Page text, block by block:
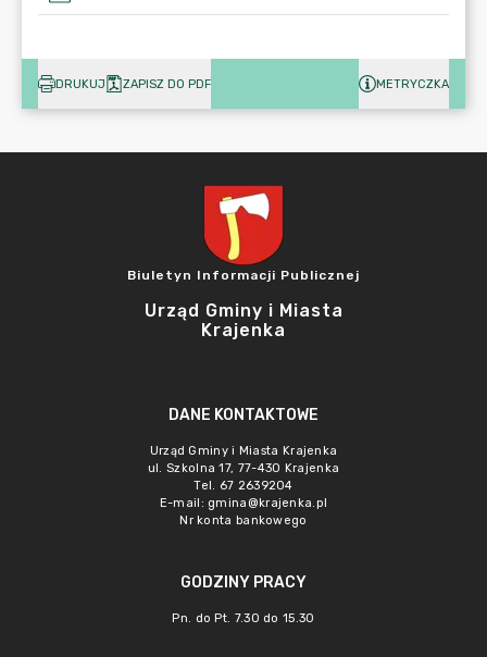
DRUKUJ ZAPISZ DO PDF METRYCZKA
Biuletyn Informacji Publicznej
Urząd Gminy i Miasta
Krajenka
DANE KONTAKTOWE
Urząd Gminy i Miasta Krajenka
ul. Szkolna 17, 77-430 Krajenka
Tel. 67 2639204
E-mail: gmina@krajenka.pl
Nr konta bankowego
GODZINY PRACY
Pn. do Pt. 7.30 do 15.30